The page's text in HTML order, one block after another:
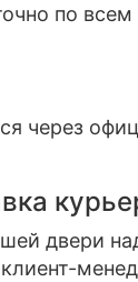
по
через
двери